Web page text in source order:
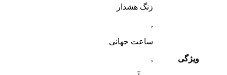
ویژگی
زنگ هشدار
,
ساعت جهانی
,